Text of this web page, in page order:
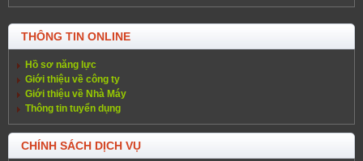
THÔNG TIN ONLINE
Hồ sơ năng lực
Giới thiệu về công ty
Giới thiệu về Nhà Máy
Thông tin tuyển dụng
CHÍNH SÁCH DỊCH VỤ